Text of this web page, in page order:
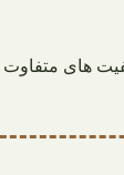
های